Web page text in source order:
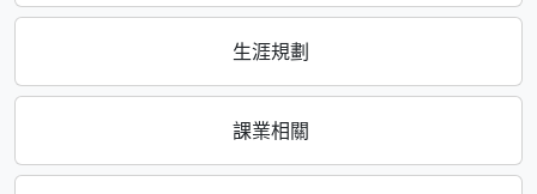
生涯規劃
課業相關